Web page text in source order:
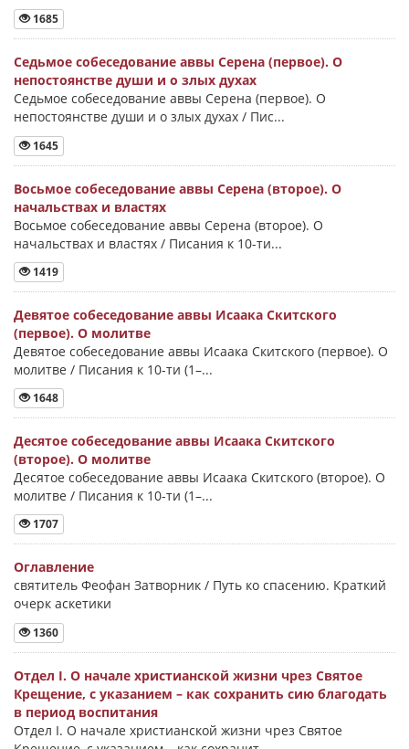
1685
Седьмое собеседование аввы Серена (первое). О
непостоянстве души и о злых духах
Седьмое собеседование аввы Серена (первое). О
непостоянстве души и о злых духах / Пис...
1645
Восьмое собеседование аввы Серена (второе). О
начальствах и властях
Восьмое собеседование аввы Серена (второе). О
начальствах и властях / Писания к 10-ти...
1419
Девятое собеседование аввы Исаака Скитского
(первое). О молитве
Девятое собеседование аввы Исаака Скитского (первое). О
молитве / Писания к 10-ти (1–...
1648
Десятое собеседование аввы Исаака Скитского
(второе). О молитве
Десятое собеседование аввы Исаака Скитского (второе). О
молитве / Писания к 10-ти (1–...
1707
Оглавление
святитель Феофан Затворник / Путь ко спасению. Краткий
очерк аскетики
1360
Отдел I. О начале христианской жизни чрез Святое
Крещение, с указанием – как сохранить сию благодать
в период воспитания
Отдел I. О начале христианской жизни чрез Святое